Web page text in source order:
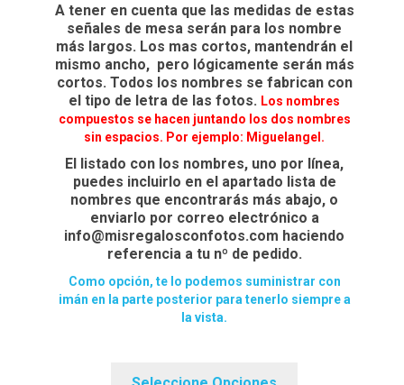
A tener en cuenta que las medidas de estas
señales de mesa serán para los nombre
más largos. Los mas cortos, mantendrán el
mismo ancho, pero lógicamente serán más
cortos. Todos los nombres se fabrican con
el tipo de letra de las fotos. Los nombres
compuestos se hacen juntando los dos nombres
sin espacios. Por ejemplo: Miguelangel.
El listado con los nombres, uno por línea,
puedes incluirlo en el apartado lista de
nombres que encontrarás más abajo, o
enviarlo por correo electrónico a
info@misregalosconfotos.com haciendo
referencia a tu nº de pedido.
Como opción, te lo podemos suministrar con
imán en la parte posterior para tenerlo siempre a
la vista.